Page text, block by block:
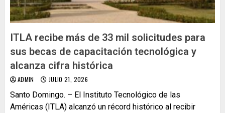
ITLA recibe más de 33 mil solicitudes para
sus becas de capacitación tecnológica y
alcanza cifra histórica
ADMIN JULIO 21, 2026
Santo Domingo. – El Instituto Tecnológico de las
Américas (ITLA) alcanzó un récord histórico al recibir